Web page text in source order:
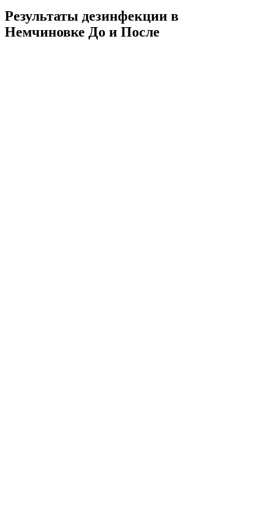
Результаты дезинфекции в
Немчиновке До и После